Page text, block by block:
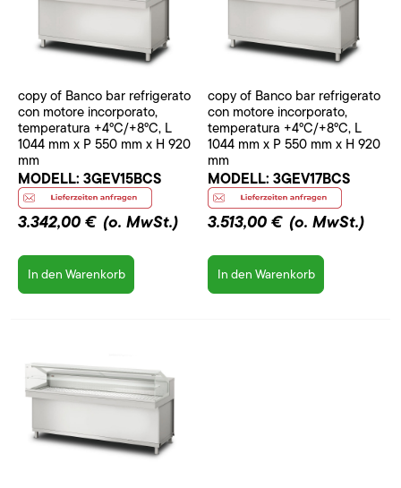
copy of Banco bar refrigerato
con motore incorporato,
temperatura +4°C/+8°C, L
1044 mm x P 550 mm x H 920
mm
MODELL: 3GEV15BCS
3.342,00 € (o. MwSt.)
In den Warenkorb
copy of Banco bar refrigerato
con motore incorporato,
temperatura +4°C/+8°C, L
1044 mm x P 550 mm x H 920
mm
MODELL: 3GEV17BCS
3.513,00 € (o. MwSt.)
In den Warenkorb